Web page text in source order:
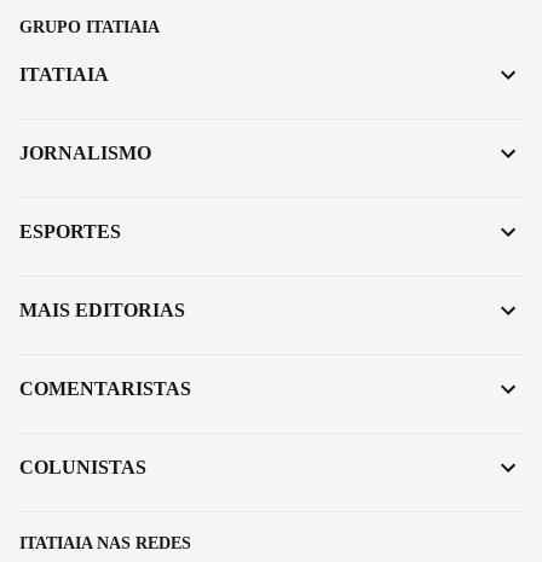
GRUPO ITATIAIA
ITATIAIA NAS REDES
ITATIAIA
JORNALISMO
ESPORTES
MAIS EDITORIAS
COMENTARISTAS
COLUNISTAS